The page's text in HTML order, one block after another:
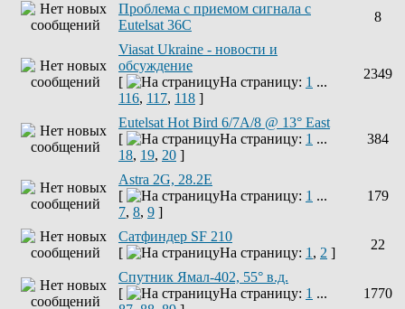
Проблема с приемом сигнала с
Eutelsat 36C
8
Viasat Ukraine - новости и
обсуждение
[
На страницу: 1 ...
116, 117, 118 ]
2349
Eutelsat Hot Bird 6/7A/8 @ 13° East
[
На страницу: 1 ...
18, 19, 20 ]
384
Astra 2G, 28.2E
[
На страницу: 1 ...
7, 8, 9 ]
179
Сатфиндер SF 210
[
На страницу: 1 , 2 ]
22
Спутник Ямал-402, 55° в.д.
[
На страницу: 1 ...
1770